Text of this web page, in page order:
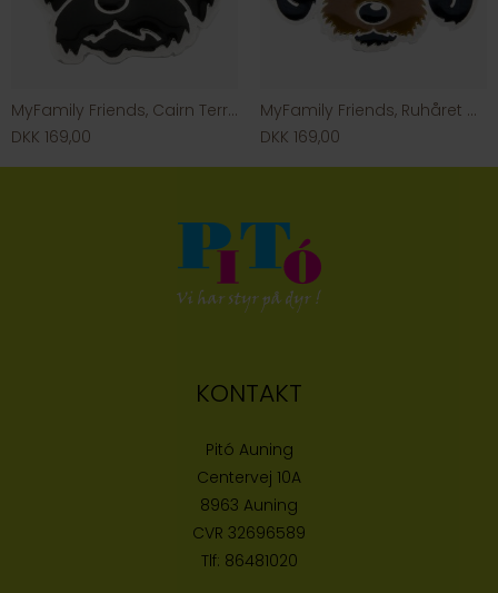
MyFamily Friends, Cairn Terrier
DKK 169,00
MyFamily Friends, Ruhåret Gravhund
DKK 169,00
KONTAKT
Pitó Auning
Centervej 10A
8963 Auning
CVR 32696589
Tlf: 86481020